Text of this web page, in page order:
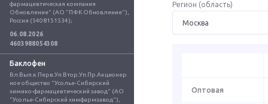
фармацевтическая компания
Обновление" (АО "ПФК Обновление"),
Россия (5408151534);
06.08.2026
4603988054308
Баклофен
Вл.Вып.к.Перв.Уп.Втор.Уп.Пр.Акционер
ное общество "Усолье-Сибирский
химико-фармацевтический завод" (АО
"Усолье-Сибирский химфармзавод"),
Регион (область)
Оптовая